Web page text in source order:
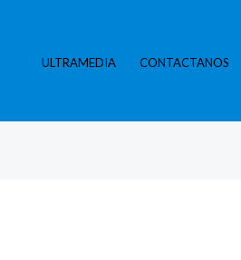
ULTRAMEDIA CONTACTANOS